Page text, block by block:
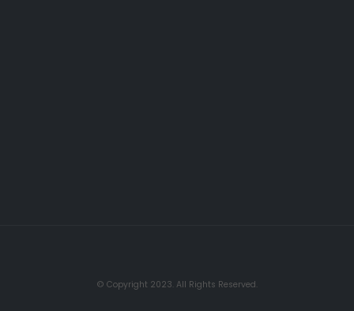
© Copyright 2023. All Rights Reserved.